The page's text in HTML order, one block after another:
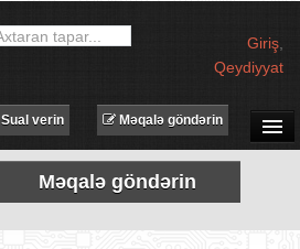
Giriş
Qeydiyyat
SUAL-CAVAB
TECHNET TV
MƏQALƏLƏR
Məqalə göndərin
Sual verin
Məqalə göndərin